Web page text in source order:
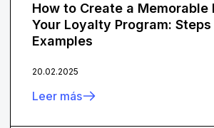
How to Create a Memorable
Your Loyalty Program: Steps
Examples
20.02.2025
Leer más